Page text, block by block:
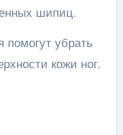
шипиц.
убрать
кожи ног.